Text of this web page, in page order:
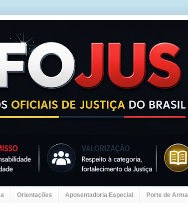
Orientações Aposentadoria Especial Porte de Arma